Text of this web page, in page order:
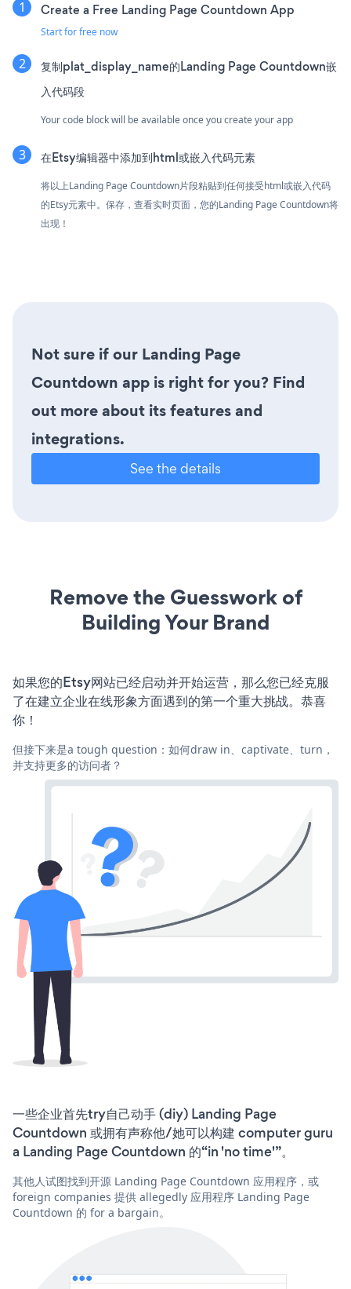
Create a Free Landing Page Countdown App
Start for free now
复制plat_display_name的Landing Page Countdown嵌
入代码段
Your code block will be available once you create your app
在Etsy编辑器中添加到html或嵌入代码元素
将以上Landing Page Countdown片段粘贴到任何接受html或嵌入代码
的Etsy元素中。保存，查看实时页面，您的Landing Page Countdown将
出现！
Not sure if our Landing Page
Countdown app is right for you? Find
out more about its features and
integrations.
See the details
Remove the Guesswork of
Building Your Brand
如果您的Etsy网站已经启动并开始运营，那么您已经克服
了在建立企业在线形象方面遇到的第一个重大挑战。恭喜
你！
但接下来是a tough question：如何draw in、captivate、turn，
并支持更多的访问者？
一些企业首先try自己动手 (diy) Landing Page
Countdown 或拥有声称他/她可以构建 computer guru
a Landing Page Countdown 的“in 'no time'”。
其他人试图找到开源 Landing Page Countdown 应用程序，或
foreign companies 提供 allegedly 应用程序 Landing Page
Countdown 的 for a bargain。